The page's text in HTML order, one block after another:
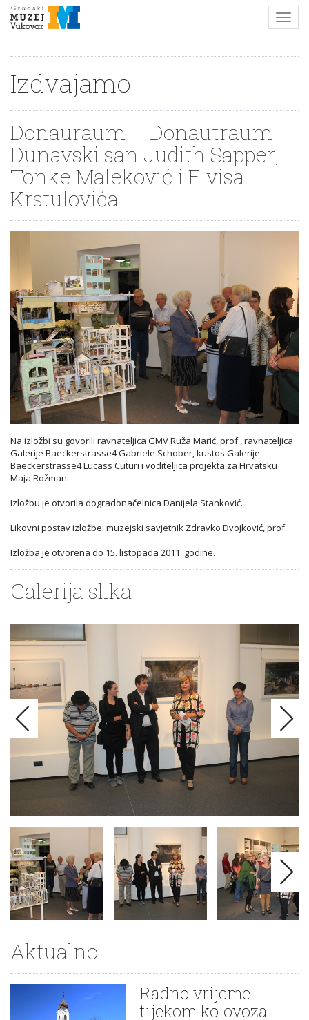
Izdvajamo
Donauraum – Donautraum –
Dunavski san Judith Sapper,
Tonke Maleković i Elvisa
Krstulovića
Na izložbi su govorili ravnateljica GMV Ruža Marić, prof., ravnateljica
Galerije Baeckerstrasse4 Gabriele Schober, kustos Galerije
Baeckerstrasse4 Lucass Cuturi i voditeljica projekta za Hrvatsku
Maja Rožman.
Izložbu je otvorila dogradonačelnica Danijela Stanković.
Likovni postav izložbe: muzejski savjetnik Zdravko Dvojković, prof.
Izložba je otvorena do 15. listopada 2011. godine.
Galerija slika
Aktualno
Radno vrijeme
tijekom kolovoza